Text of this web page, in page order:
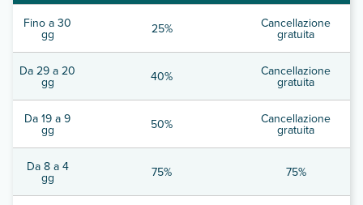
Fino a 30
gg 25% Cancellazione
gratuita
Da 29 a 20
gg 40% Cancellazione
gratuita
Da 19 a 9
gg 50% Cancellazione
gratuita
Da 8 a 4
gg 75% 75%